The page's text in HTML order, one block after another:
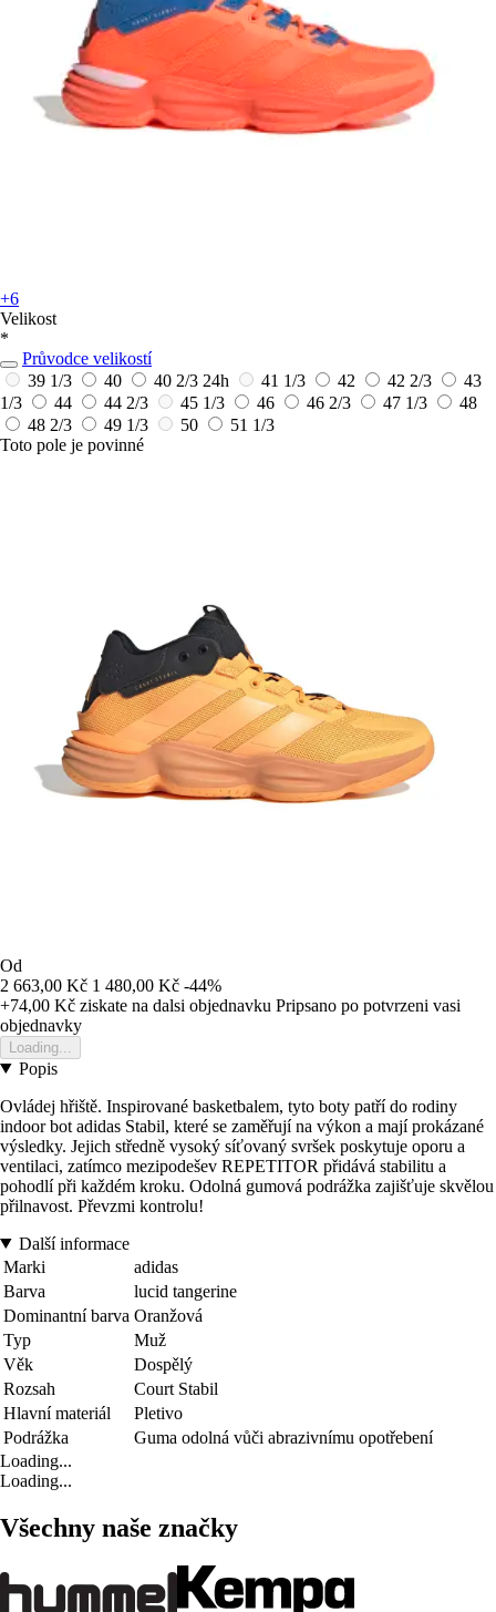
+6
Velikost
*
Průvodce velikostí
39 1/3
40 40 2/3 24h 41 1/3 42 42 2/3
43
1/3
44 44 2/3 45 1/3 46 46 2/3 47 1/3
48
48 2/3
49 1/3 50
51 1/3
Toto pole je povinné
Od
2 663,00 Kč 1 480,00 Kč -44%
+74,00 Kč ziskate na dalsi objednavku Pripsano po potvrzeni vasi
objednavky
Loading...
Popis
Ovládej hřiště. Inspirované basketbalem, tyto boty patří do rodiny
indoor bot adidas Stabil, které se zaměřují na výkon a mají prokázané
výsledky. Jejich středně vysoký síťovaný svršek poskytuje oporu a
ventilaci, zatímco mezipodešev REPETITOR přidává stabilitu a
pohodlí při každém kroku. Odolná gumová podrážka zajišťuje skvělou
přilnavost. Převzmi kontrolu!
Další informace
Marki
adidas
Barva
lucid tangerine
Dominantní barva Oranžová
Typ
Muž
Věk
Dospělý
Rozsah
Court Stabil
Hlavní materiál
Pletivo
Podrážka
Guma odolná vůči abrazivnímu opotřebení
Loading...
Loading...
Všechny naše značky